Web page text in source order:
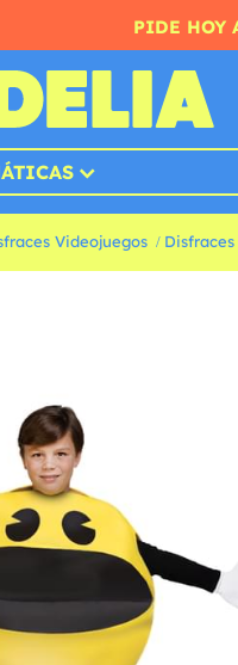
PIDE HOY
Videojuegos Disfraces